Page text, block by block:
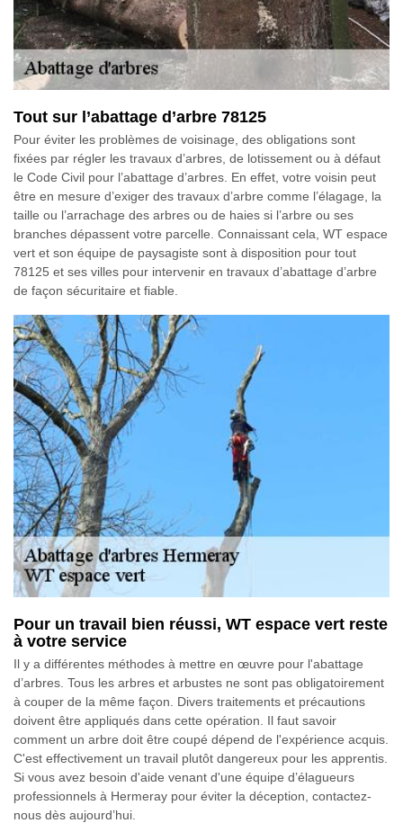
Tout sur l’abattage d’arbre 78125
Pour éviter les problèmes de voisinage, des obligations sont
fixées par régler les travaux d’arbres, de lotissement ou à défaut
le Code Civil pour l’abattage d’arbres. En effet, votre voisin peut
être en mesure d’exiger des travaux d’arbre comme l’élagage, la
taille ou l’arrachage des arbres ou de haies si l’arbre ou ses
branches dépassent votre parcelle. Connaissant cela, WT espace
vert et son équipe de paysagiste sont à disposition pour tout
78125 et ses villes pour intervenir en travaux d’abattage d’arbre
de façon sécuritaire et fiable.
Pour un travail bien réussi, WT espace vert reste
à votre service
Il y a différentes méthodes à mettre en œuvre pour l'abattage
d’arbres. Tous les arbres et arbustes ne sont pas obligatoirement
à couper de la même façon. Divers traitements et précautions
doivent être appliqués dans cette opération. Il faut savoir
comment un arbre doit être coupé dépend de l'expérience acquis.
C'est effectivement un travail plutôt dangereux pour les apprentis.
Si vous avez besoin d'aide venant d'une équipe d’élagueurs
professionnels à Hermeray pour éviter la déception, contactez-
nous dès aujourd’hui.